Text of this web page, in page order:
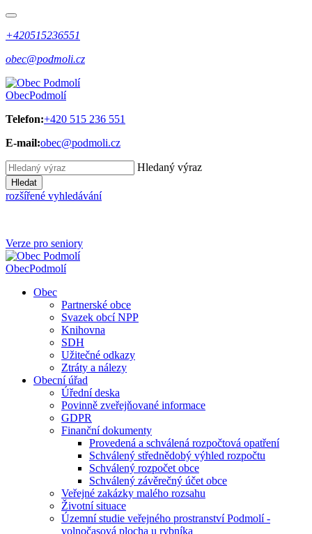
+420515236551
obec@podmoli.cz
ObecPodmolí
Telefon:+420 515 236 551
E-mail:obec@podmoli.cz
Hledaný výraz
Hledat
rozšířené vyhledávání
Verze pro seniory
ObecPodmolí
Obec
Partnerské obce
Svazek obcí NPP
Knihovna
SDH
Užitečné odkazy
Ztráty a nálezy
Obecní úřad
Úřední deska
Povinně zveřejňované informace
GDPR
Finanční dokumenty
Provedená a schválená rozpočtová opatření
Schválený střednědobý výhled rozpočtu
Schválený rozpočet obce
Schválený závěrečný účet obce
Veřejné zakázky malého rozsahu
Životní situace
Územní studie veřejného prostranství Podmolí -
volnočasová plocha u rybníka